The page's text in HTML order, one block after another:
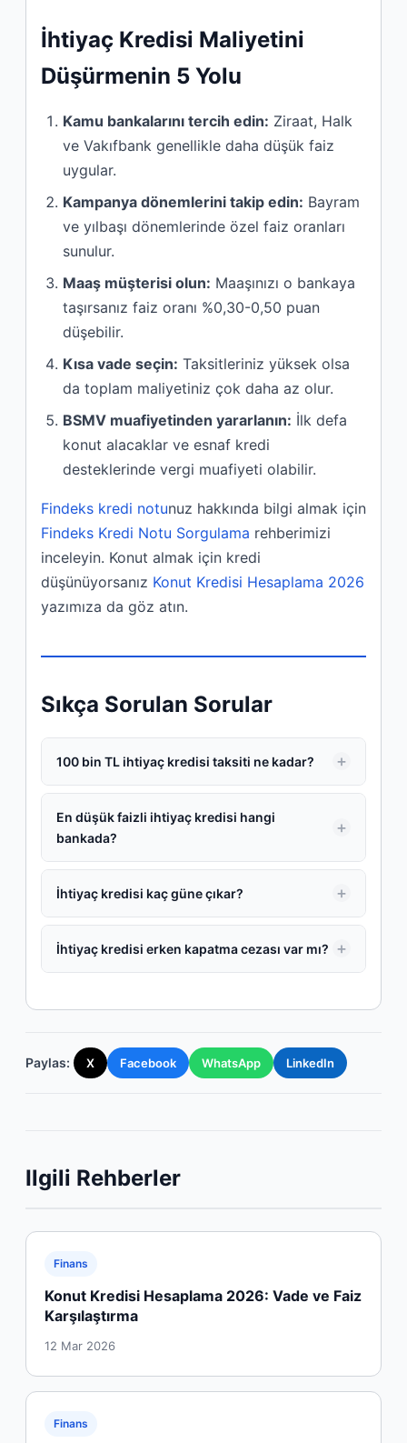
İhtiyaç Kredisi Maliyetini
Düşürmenin 5 Yolu
Kamu bankalarını tercih edin: Ziraat, Halk
ve Vakıfbank genellikle daha düşük faiz
uygular.
Kampanya dönemlerini takip edin: Bayram
ve yılbaşı dönemlerinde özel faiz oranları
sunulur.
Maaş müşterisi olun: Maaşınızı o bankaya
taşırsanız faiz oranı %0,30-0,50 puan
düşebilir.
Kısa vade seçin: Taksitleriniz yüksek olsa
da toplam maliyetiniz çok daha az olur.
BSMV muafiyetinden yararlanın: İlk defa
konut alacaklar ve esnaf kredi
desteklerinde vergi muafiyeti olabilir.
Findeks kredi notunuz hakkında bilgi almak için
Findeks Kredi Notu Sorgulama rehberimizi
inceleyin. Konut almak için kredi
düşünüyorsanız Konut Kredisi Hesaplama 2026
yazımıza da göz atın.
Sıkça Sorulan Sorular
100 bin TL ihtiyaç kredisi taksiti ne kadar?
En düşük faizli ihtiyaç kredisi hangi
bankada?
İhtiyaç kredisi kaç güne çıkar?
İhtiyaç kredisi erken kapatma cezası var mı?
Paylas: X Facebook WhatsApp LinkedIn
Ilgili Rehberler
Finans
Konut Kredisi Hesaplama 2026: Vade ve Faiz
Karşılaştırma
12 Mar 2026
Finans